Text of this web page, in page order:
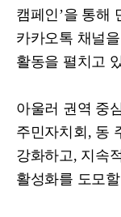
캠페인’을 통해
카카오톡 채널
활동을 펼치고
아울러 권역 중
주민자치회 , 동
강화하고, 지속
활성화를 도모